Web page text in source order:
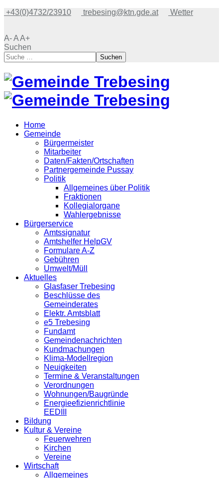
+43(0)4732/23910 trebesing@ktn.gde.at Wetter
A-AA+
Suchen
Suchen
Home
Gemeinde
Bürgermeister
Mitarbeiter
Daten/Fakten/Ortschaften
Partnergemeinde Pussay
Politik
Allgemeines über Politik
Fraktionen
Kollegialorgane
Wahlergebnisse
Bürgerservice
Amtssignatur
Amtshelfer HelpGV
Formulare A-Z
Gebühren
Umwelt/Müll
Aktuelles
Glasfaser Trebesing
Beschlüsse des
Gemeinderates
Elektr. Amtsblatt
e5 Trebesing
Fundamt
Gemeindenachrichten
Kundmachungen
Klima-Modellregion
Neuigkeiten
Termine & Veranstaltungen
Verordnungen
Wohnungen/Baugründe
Energieefizienrichtlinie
EEDIII
Bildung
Kultur & Vereine
Feuerwehren
Kirchen
Vereine
Wirtschaft
Allgemeines